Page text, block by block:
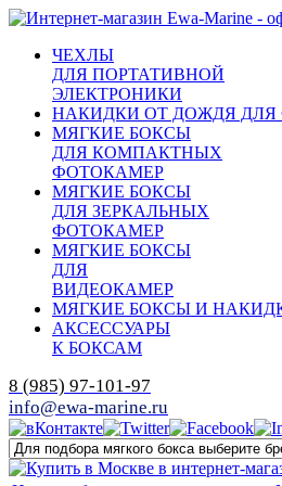
ЧЕХЛЫ
ДЛЯ ПОРТАТИВНОЙ
ЭЛЕКТРОНИКИ
НАКИДКИ ОТ ДОЖДЯ
МЯГКИЕ БОКСЫ
ДЛЯ КОМПАКТНЫХ
ФОТОКАМЕР
МЯГКИЕ БОКСЫ
ДЛЯ ЗЕРКАЛЬНЫХ
ФОТОКАМЕР
МЯГКИЕ БОКСЫ
ДЛЯ
ВИДЕОКАМЕР
МЯГКИЕ БОКСЫ И
АКСЕССУАРЫ
К БОКСАМ
8 (985) 97-101-97
info@ewa-marine.ru